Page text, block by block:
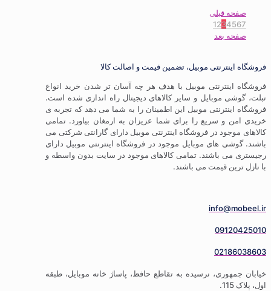
صفحه قبلی
1234567
صفحه بعد
فروشگاه اینترنتی موبیل، تضمین قیمت و اصالت کالا
فروشگاه اینترنتی موبیل با هدف هر چه آسان تر شدن خرید انواع
تبلت، گوشی موبایل و سایر کالاهای دیجیتال راه اندازی شده است.
فروشگاه اینترنتی موبیل این اطمینان را به شما می دهد که تجربه ی
خریدی امن و سریع را برای شما عزیزان به ارمغان بیاورد. تمامی
کالاهای موجود در فروشگاه اینترنتی موبیل دارای گارانتی شرکتی می
باشند. گوشی های موبایل موجود در فروشگاه اینترنتی موبیل دارای
رجیستری می باشند. تمامی کالاهای موجود در سایت بدون واسطه و
با نازل ترین قیمت می باشند.
info@mobeel.ir
09120425010
02186038603
خیابان جمهوری، نرسیده به تقاطع حافظ، پاساژ خانه موبایل، طبقه
اول، پلاک 115.